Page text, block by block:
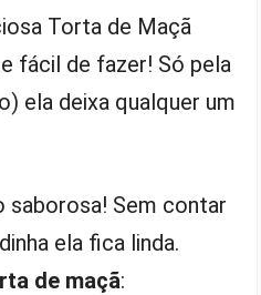
Torta de Maçã
fácil de fazer! Só pela
ela deixa qualquer um
saborosa! Sem contar
ela fica linda.
de maçã: